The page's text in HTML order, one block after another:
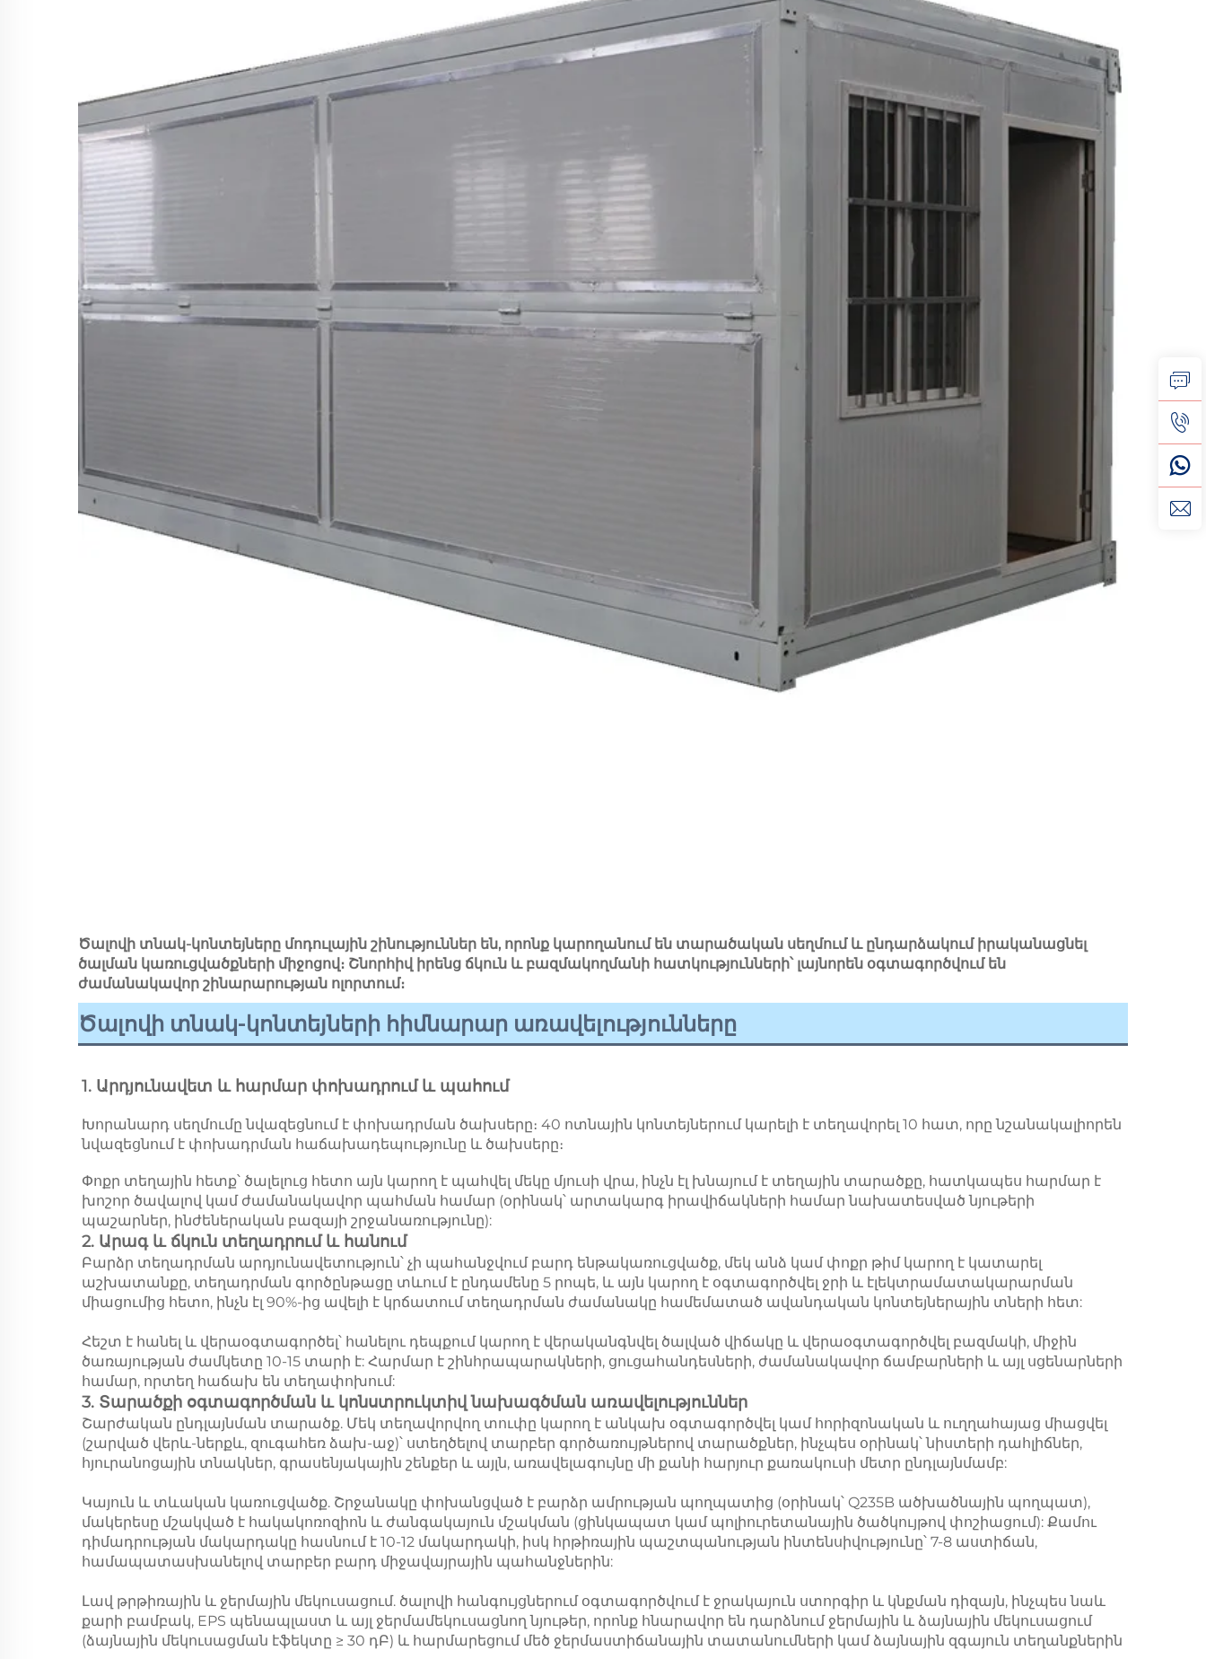
Ծալովի տնակ-կոնտեյները մոդուլային շինություններ են, որոնք կարողանում են տարածական սեղմում և ընդարձակում իրականացնել
ծալման կառուցվածքների միջոցով։ Շնորհիվ իրենց ճկուն և բազմակողմանի հատկությունների՝ լայնորեն օգտագործվում են
ժամանակավոր շինարարության ոլորտում։
Ծալովի տնակ-կոնտեյների հիմնարար առավելությունները
1. Արդյունավետ և հարմար փոխադրում և պահում
Խորանարդ սեղմումը նվազեցնում է փոխադրման ծախսերը։ 40 ոտնային կոնտեյներում կարելի է տեղավորել 10 հատ, որը նշանակալիորեն
նվազեցնում է փոխադրման հաճախադեպությունը և ծախսերը։
Փոքր տեղային հետք՝ ծալելուց հետո այն կարող է պահվել մեկը մյուսի վրա, ինչն էլ խնայում է տեղային տարածքը, հատկապես հարմար է
խոշոր ծավալով կամ ժամանակավոր պահման համար (օրինակ՝ արտակարգ իրավիճակների համար նախատեսված նյութերի
պաշարներ, ինժեներական բազայի շրջանառությունը):
2. Արագ և ճկուն տեղադրում և հանում
Բարձր տեղադրման արդյունավետություն՝ չի պահանջվում բարդ ենթակառուցվածք, մեկ անձ կամ փոքր թիմ կարող է կատարել
աշխատանքը, տեղադրման գործընթացը տևում է ընդամենը 5 րոպե, և այն կարող է օգտագործվել ջրի և էլեկտրամատակարարման
միացումից հետո, ինչն էլ 90%-ից ավելի է կրճատում տեղադրման ժամանակը համեմատած ավանդական կոնտեյներային տների հետ:
Հեշտ է հանել և վերաօգտագործել՝ հանելու դեպքում կարող է վերականգնվել ծալված վիճակը և վերաօգտագործվել բազմակի, միջին
ծառայության ժամկետը 10-15 տարի է: Հարմար է շինհրապարակների, ցուցահանդեսների, ժամանակավոր ճամբարների և այլ սցենարների
համար, որտեղ հաճախ են տեղափոխում:
3. Տարածքի օգտագործման և կոնստրուկտիվ նախագծման առավելություններ
Շարժական ընդլայնման տարածք. Մեկ տեղավորվող տուփը կարող է անկախ օգտագործվել կամ հորիզոնական և ուղղահայաց միացվել
(շարված վերև-ներքև, զուգահեռ ձախ-աջ)՝ ստեղծելով տարբեր գործառույթներով տարածքներ, ինչպես օրինակ՝ նիստերի դահլիճներ,
հյուրանոցային տնակներ, գրասենյակային շենքեր և այլն, առավելագույնը մի քանի հարյուր քառակուսի մետր ընդլայնմամբ:
Կայուն և տևական կառուցվածք. Շրջանակը փոխանցված է բարձր ամրության պողպատից (օրինակ՝ Q235B ածխածնային պողպատ),
մակերեսը մշակված է հակակոռոզիոն և ժանգակայուն մշակման (ցինկապատ կամ պոլիուրետանային ծածկույթով փոշիացում): Քամու
դիմադրության մակարդակը հասնում է 10-12 մակարդակի, իսկ հրթիռային պաշտպանության ինտենսիվությունը՝ 7-8 աստիճան,
համապատասխանելով տարբեր բարդ միջավայրային պահանջներին:
Լավ թրթիռային և ջերմային մեկուսացում. ծալովի հանգույցներում օգտագործվում է ջրակայուն ստորգիր և կնքման դիզայն, ինչպես նաև
քարի բամբակ, EPS պենապլաստ և այլ ջերմամեկուսացնող նյութեր, որոնք հնարավոր են դարձնում ջերմային և ձայնային մեկուսացում